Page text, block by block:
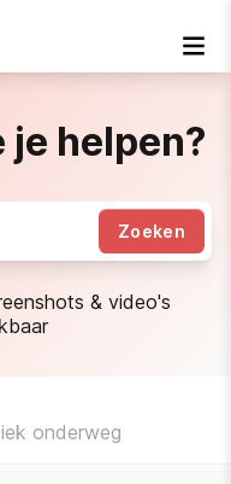
je helpen?
Zoeken
& video's
onderweg